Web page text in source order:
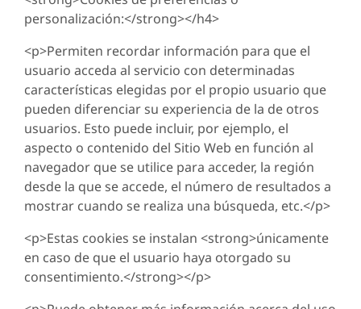
personalización:</strong></h4>
<p>Permiten recordar información para que el
usuario acceda al servicio con determinadas
características elegidas por el propio usuario que
pueden diferenciar su experiencia de la de otros
usuarios. Esto puede incluir, por ejemplo, el
aspecto o contenido del Sitio Web en función al
navegador que se utilice para acceder, la región
desde la que se accede, el número de resultados a
mostrar cuando se realiza una búsqueda, etc.</p>
<p>Estas cookies se instalan <strong>únicamente
en caso de que el usuario haya otorgado su
consentimiento.</strong></p>